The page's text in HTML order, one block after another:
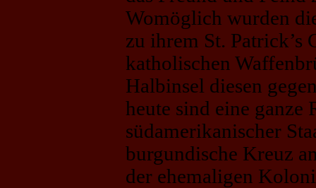
Womöglich wurden
zu ihrem St. Patrick’s
katholischen
Halbinsel diesen
heute sind eine
südamerikanischer
burgundische Kreuz
der ehemaligen